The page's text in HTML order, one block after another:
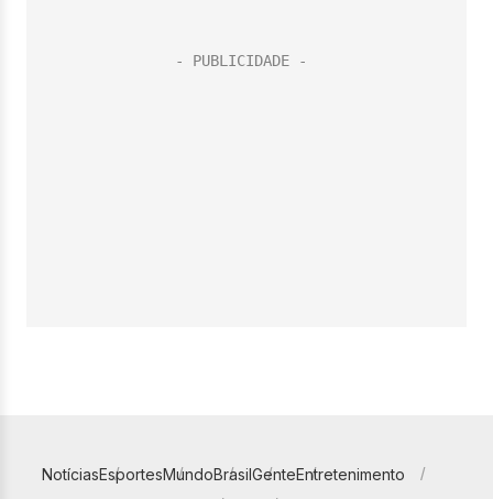
NotíciasEsportesMundoBrasilGenteEntretenimento